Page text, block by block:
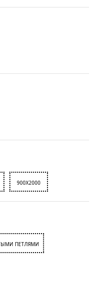
900X2000
ПЕТЛЯМИ